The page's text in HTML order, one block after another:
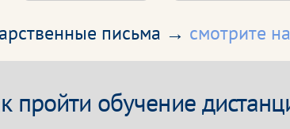
письма → смотрите
пройти обучение